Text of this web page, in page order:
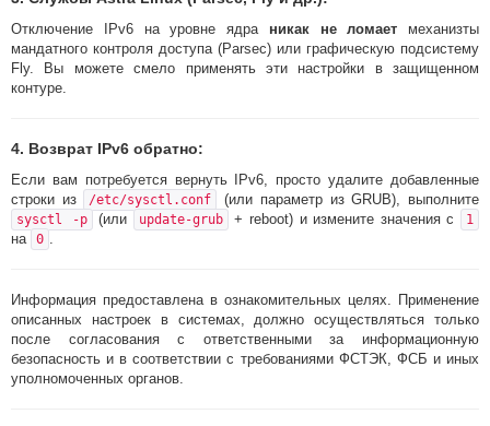
Отключение IPv6 на уровне ядра никак не ломает механизты
мандатного контроля доступа (Parsec) или графическую подсистему
Fly. Вы можете смело применять эти настройки в защищенном
контуре.
4. Возврат IPv6 обратно:
Если вам потребуется вернуть IPv6, просто удалите добавленные
строки из
/etc/sysctl.conf (или параметр из GRUB), выполните
sysctl -p (или update-grub + reboot) и измените значения с 1
на 0 .
Информация предоставлена в ознакомительных целях. Применение
описанных настроек в системах, должно осуществляться только
после согласования с ответственными за информационную
безопасность и в соответствии с требованиями ФСТЭК, ФСБ и иных
уполномоченных органов.